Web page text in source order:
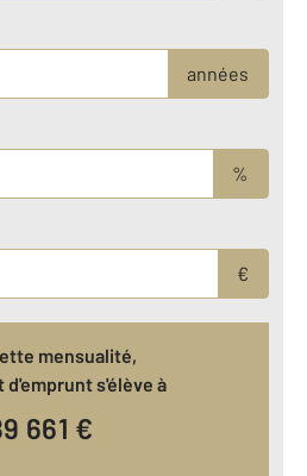
années
%
€
mensualité,
d'emprunt s'élève à
89 661 €